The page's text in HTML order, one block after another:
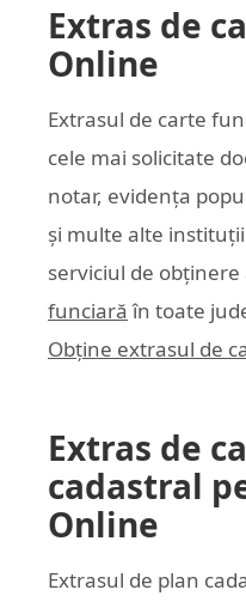
Extras de
Online
Extrasul de carte
cele mai solicitate
notar, evidența
și multe alte
serviciul de obținere
funciară în toate
Obține extrasul de
Extras de
cadastral
Online
Extrasul de plan